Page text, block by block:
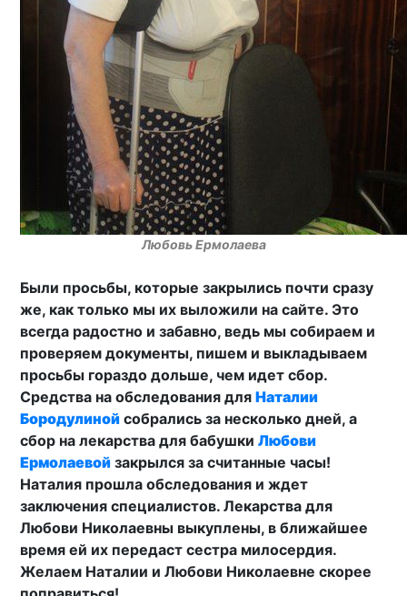
Любовь Ермолаева
Были просьбы, которые закрылись почти сразу
же, как только мы их выложили на сайте. Это
всегда радостно и забавно, ведь мы собираем и
проверяем документы, пишем и выкладываем
просьбы гораздо дольше, чем идет сбор.
Средства на обследования дляНаталии
Бородулиной собрались за несколько дней, а
сбор на лекарства для бабушкиЛюбови
Ермолаевой закрылся за считанные часы!
Наталия прошла обследования и ждет
заключения специалистов. Лекарства для
Любови Николаевны выкуплены, в ближайшее
время ей их передаст сестра милосердия.
Желаем Наталии и Любови Николаевне скорее